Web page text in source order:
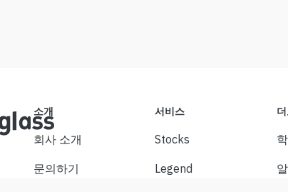
소개
회사 소개
문의하기
서비스
Stocks
Legend